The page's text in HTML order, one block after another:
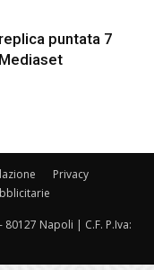
puntata 7
Privacy
Napoli | C.F. P.Iva: